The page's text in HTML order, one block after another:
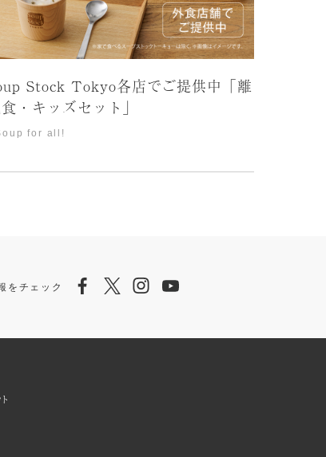
Stock Tokyo各店でご提供中「離
・キッズセット」
for all!
をチェック Facebook
Twitter Instagram